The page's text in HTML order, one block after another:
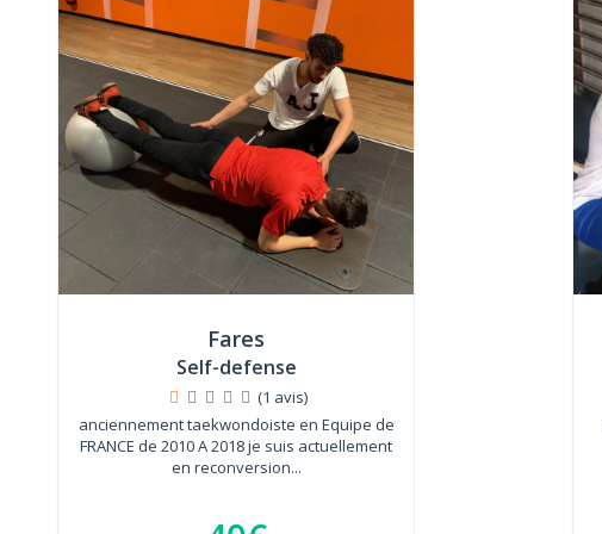
Fares
Self-defense
(1 avis)
anciennement taekwondoiste en Equipe de
FRANCE de 2010 A 2018 je suis actuellement
en reconversion...